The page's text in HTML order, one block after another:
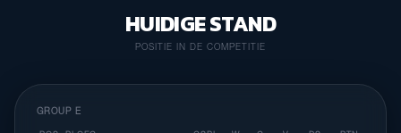
HUIDIGE STAND
POSITIE IN DE COMPETITIE
GROUP E